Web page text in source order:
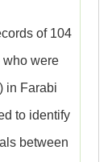
of 104
who were
in Farabi
to identify
between